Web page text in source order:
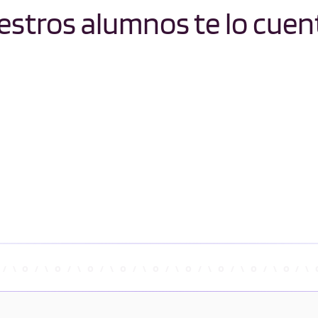
alumnos te lo